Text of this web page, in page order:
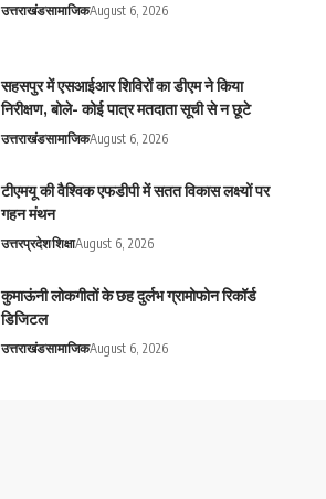
उत्तराखंडसामाजिकAugust 6, 2026
सहसपुर में एसआईआर शिविरों का डीएम ने किया
निरीक्षण, बोले- कोई पात्र मतदाता सूची से न छूटे
उत्तराखंडसामाजिकAugust 6, 2026
टीएमयू की वैश्विक एफडीपी में सतत विकास लक्ष्यों पर
गहन मंथन
उत्तरप्रदेशशिक्षाAugust 6, 2026
कुमाऊंनी लोकगीतों के छह दुर्लभ ग्रामोफोन रिकॉर्ड
डिजिटल
उत्तराखंडसामाजिकAugust 6, 2026